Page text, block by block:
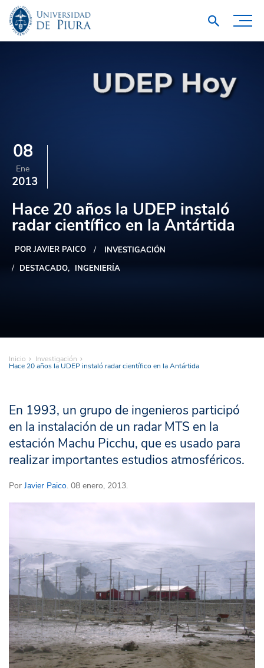
08
Ene
2013
Hace 20 años la UDEP instaló
radar científico en la Antártida
POR JAVIER PAICO
INVESTIGACIÓN
DESTACADO
INGENIERÍA
Inicio Investigación
Hace 20 años la UDEP instaló radar científico en la Antártida
En 1993, un grupo de ingenieros participó
en la instalación de un radar MTS en la
estación Machu Picchu, que es usado para
realizar importantes estudios atmosféricos.
Por Javier Paico. 08 enero, 2013.